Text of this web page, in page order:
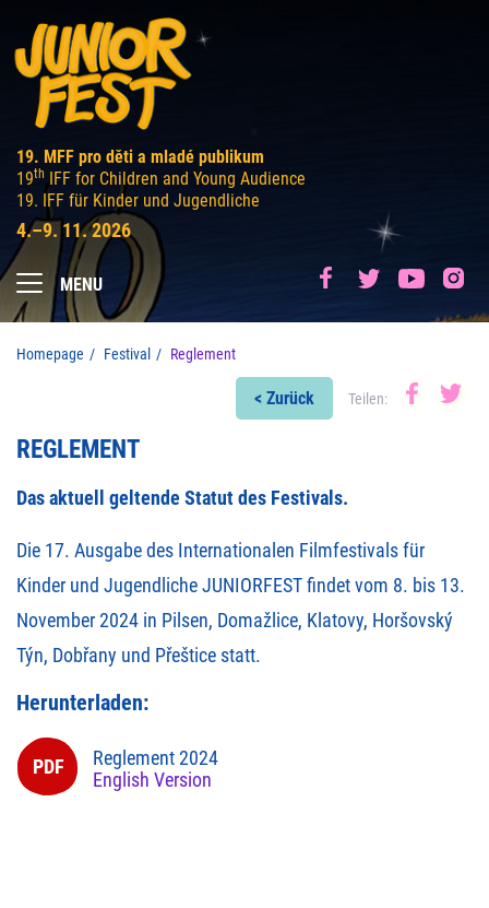
19. MFF pro děti a mladé publikum
19th IFF for Children and Young Audience
19. IFF für Kinder und Jugendliche
4.–9. 11. 2026
MENU
Homepage Festival Reglement
< Zurück Teilen:
REGLEMENT
Das aktuell geltende Statut des Festivals.
Die 17. Ausgabe des Internationalen Filmfestivals für
Kinder und Jugendliche JUNIORFEST findet vom 8. bis 13.
November 2024 in Pilsen, Domažlice, Klatovy, Horšovský
Týn, Dobřany und Přeštice statt.
Herunterladen:
Reglement 2024
English Version